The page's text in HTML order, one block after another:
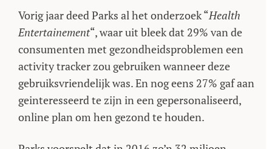
Vorig jaar deed Parks al het onderzoek “Health
Entertainement“, waar uit bleek dat 29% van de
consumenten met gezondheidsproblemen een
activity tracker zou gebruiken wanneer deze
gebruiksvriendelijk was. En nog eens 27% gaf aan
geinteresseerd te zijn in een gepersonaliseerd,
online plan om hen gezond te houden.